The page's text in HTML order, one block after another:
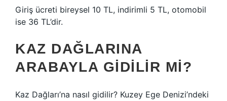
Giriş ücreti bireysel 10 TL, indirimli 5 TL, otomobil
ise 36 TL’dir.
KAZ DAĞLARINA
ARABAYLA GIDILIR MI?
Kaz Dağları’na nasıl gidilir? Kuzey Ege Denizi’ndeki